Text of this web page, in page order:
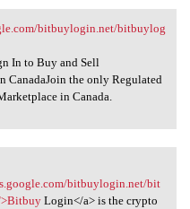
bitbuylogin.net/bitbuylog
In to Buy and Sell
CanadaJoin the only Regulated
in Canada.
sites.googlebitbuylogin.net/bit
Login</a> is the crypto